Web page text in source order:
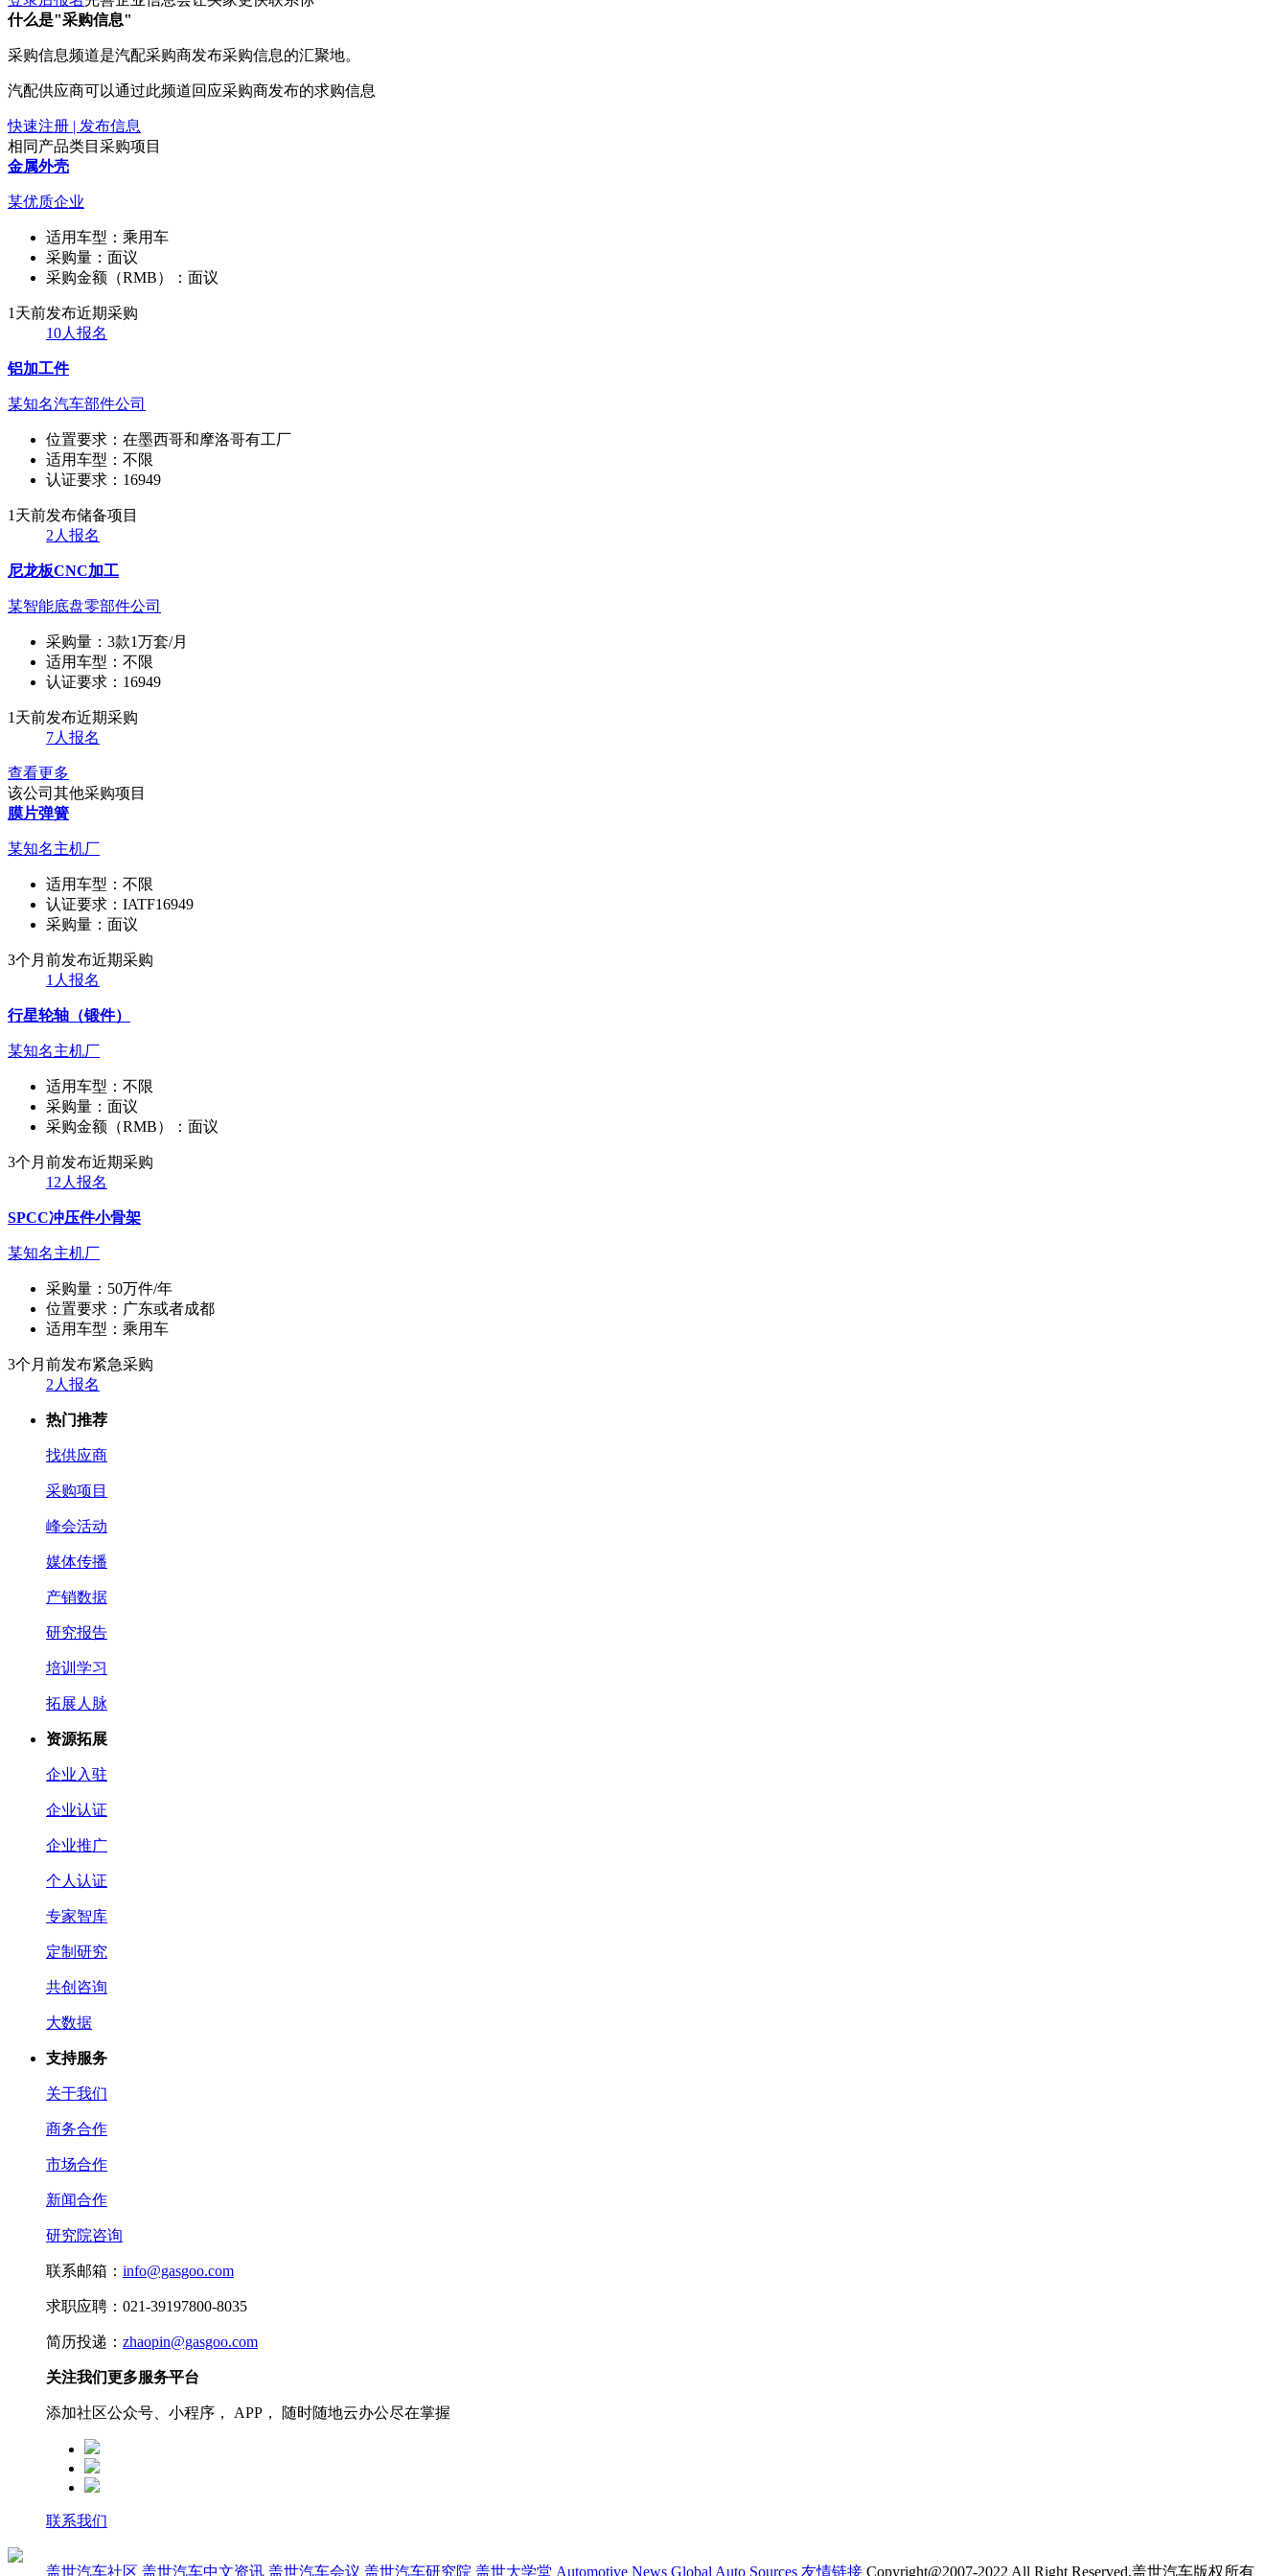
什么是"采购信息"
采购信息频道是汽配采购商发布采购信息的汇聚地。
汽配供应商可以通过此频道回应采购商发布的求购信息
快速注册 | 发布信息
相同产品类目采购项目
金属外壳
某优质企业
适用车型： 乘用车
采购量： 面议
采购金额（RMB）： 面议
1天前发布近期采购
10人报名
铝加工件
某知名汽车部件公司
位置要求： 在墨西哥和摩洛哥有工厂
适用车型： 不限
认证要求： 16949
1天前发布储备项目
2人报名
尼龙板CNC加工
某智能底盘零部件公司
采购量： 3款1万套/月
适用车型： 不限
认证要求： 16949
1天前发布近期采购
7人报名
查看更多
该公司其他采购项目
膜片弹簧
某知名主机厂
适用车型： 不限
认证要求： IATF16949
采购量： 面议
3个月前发布近期采购
1人报名
行星轮轴（锻件）
某知名主机厂
适用车型： 不限
采购量： 面议
采购金额（RMB）： 面议
3个月前发布近期采购
12人报名
SPCC冲压件小骨架
某知名主机厂
采购量： 50万件/年
位置要求： 广东或者成都
适用车型： 乘用车
3个月前发布紧急采购
2人报名
热门推荐
找供应商
采购项目
峰会活动
媒体传播
产销数据
研究报告
培训学习
拓展人脉
资源拓展
企业入驻
企业认证
企业推广
个人认证
专家智库
定制研究
共创咨询
大数据
支持服务
关于我们
商务合作
市场合作
新闻合作
研究院咨询
联系邮箱： info@gasgoo.com
求职应聘：021-39197800-8035
简历投递： zhaopin@gasgoo.com
关注我们更多服务平台
添加社区公众号、小程序， APP， 随时随地云办公尽在掌握
联系我们
盖世汽车社区 盖世汽车中文资讯 盖世汽车会议 盖世汽车研究院 盖世大学堂 Automotive News Global Auto Sources 友情链接 Copyright@2007-2022 All Right Reserved.盖世汽车版权所有